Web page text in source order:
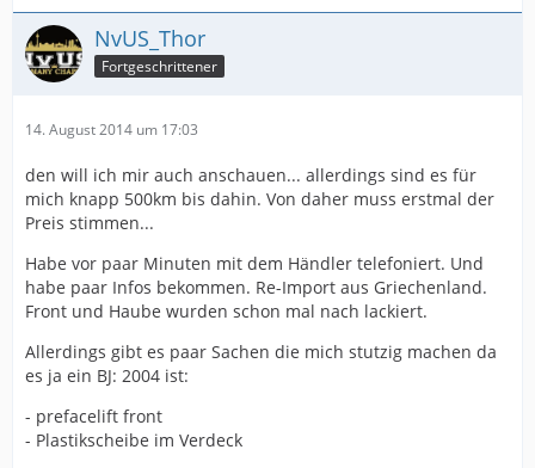
NvUS_Thor
Fortgeschrittener
14. August 2014 um 17:03
den will ich mir auch anschauen... allerdings sind es für
mich knapp 500km bis dahin. Von daher muss erstmal der
Preis stimmen...
Habe vor paar Minuten mit dem Händler telefoniert. Und
habe paar Infos bekommen. Re-Import aus Griechenland.
Front und Haube wurden schon mal nach lackiert.
Allerdings gibt es paar Sachen die mich stutzig machen da
es ja ein BJ: 2004 ist:
- prefacelift front
- Plastikscheibe im Verdeck